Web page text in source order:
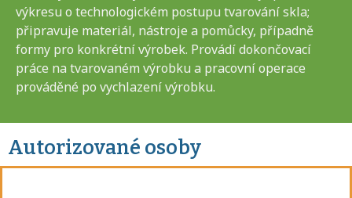
výkresu o technologickém postupu tvarování skla;
připravuje materiál, nástroje a pomůcky, případně
formy pro konkrétní výrobek. Provádí dokončovací
práce na tvarovaném výrobku a pracovní operace
prováděné po vychlazení výrobku.
Autorizované osoby